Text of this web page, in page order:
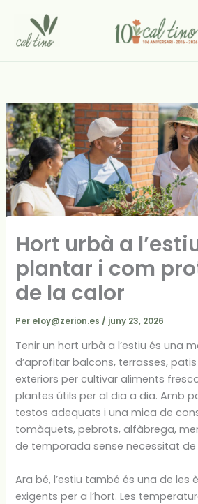
contingut
Hort urbà a
plantar i com
de la calor
Per eloy@zerion.es / juny 23, 2026
Tenir un hort urbà a l’estiu és una
d’aprofitar balcons, terrasses,
exteriors per cultivar aliments
plantes útils per al dia a dia. Amb
testos adequats i una mica de
tomàquets, pebrots, alfàbrega,
de temporada sense necessitat de
Ara bé, l’estiu també és una de les
exigents per a l’hort. Les